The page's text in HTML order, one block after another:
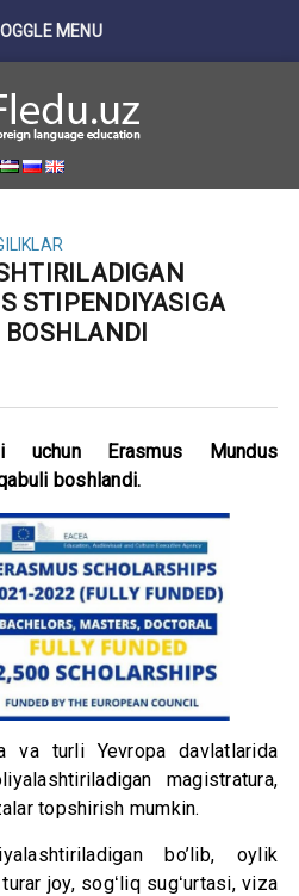
MENU
STIPENDIYASIGA
uchun Erasmus Mundus
boshlandi.
va turli Yevropa davlatlarida
magistratura,
topshirish mumkin.
bo’lib, oylik
joy, sogʻliq sugʻurtasi, viza